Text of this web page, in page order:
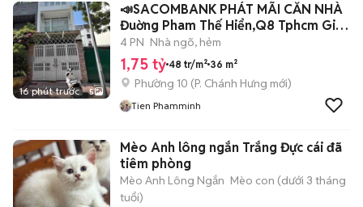
16 phút trước 5
📣SACOMBANK PHÁT MÃI CĂN NHÀ
Đuờng Pham Thế Hiển,Q8 Tphcm Giá
1tỷ750
4 PN Nhà ngõ, hẻm
1,75 tỷ 48 tr/m² 36 m²
Phường 10 (P. Chánh Hưng mới)
Tien Phamminh
Mèo Anh lông ngắn Trắng Đực cái đã
tiêm phòng
Mèo Anh Lông Ngắn Mèo con (dưới 3 tháng
tuổi)